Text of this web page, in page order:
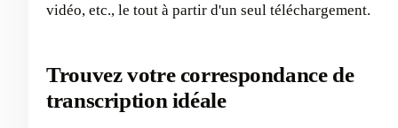
vidéo, etc., le tout à partir d'un seul téléchargement.
Trouvez votre correspondance de
transcription idéale